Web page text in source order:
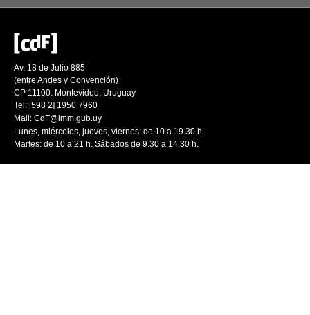
Av. 18 de Julio 885
(entre Andes y Convención)
CP 11100. Montevideo. Uruguay
Tel: [598 2] 1950 7960
Mail: CdF@imm.gub.uy
Lunes, miércoles, jueves, viernes: de 10 a 19.30 h.
Martes: de 10 a 21 h. Sábados de 9.30 a 14.30 h.